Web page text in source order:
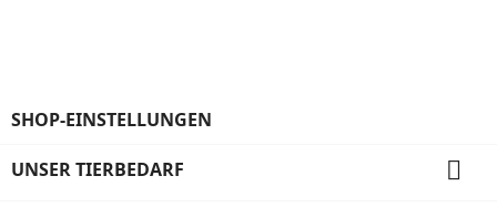
SHOP-EINSTELLUNGEN
UNSER TIERBEDARF 